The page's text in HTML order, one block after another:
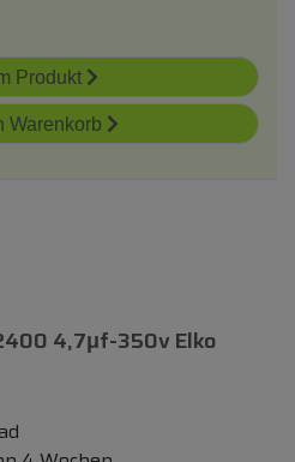
Produkt
Warenkorb
4,7μf-350v Elko